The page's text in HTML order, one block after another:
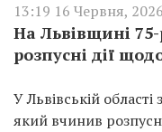
13:19 16 Червня, 2026
На Львівщині
розпусні дії
У Львівській
який вчинив